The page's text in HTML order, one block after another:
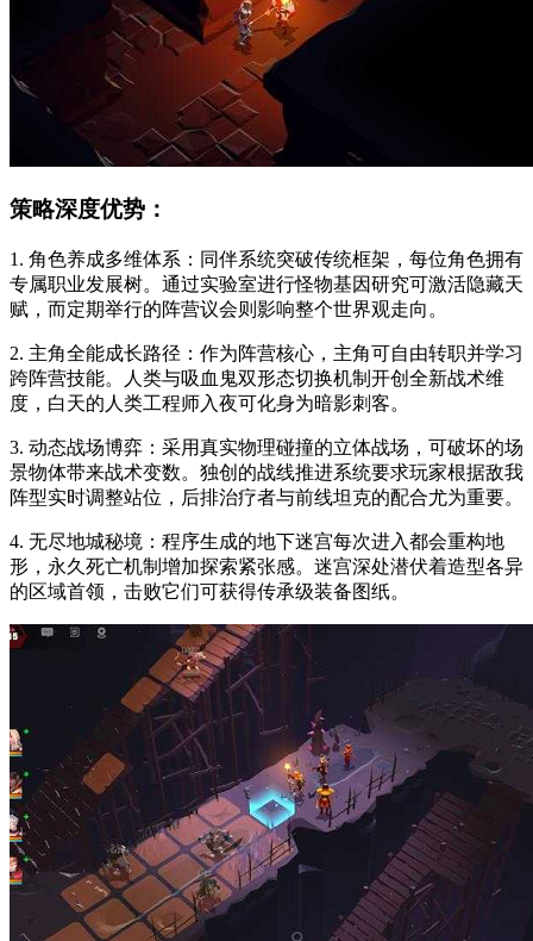
策略深度优势：
1. 角色养成多维体系：同伴系统突破传统框架，每位角色拥有
专属职业发展树。通过实验室进行怪物基因研究可激活隐藏天
赋，而定期举行的阵营议会则影响整个世界观走向。
2. 主角全能成长路径：作为阵营核心，主角可自由转职并学习
跨阵营技能。人类与吸血鬼双形态切换机制开创全新战术维
度，白天的人类工程师入夜可化身为暗影刺客。
3. 动态战场博弈：采用真实物理碰撞的立体战场，可破坏的场
景物体带来战术变数。独创的战线推进系统要求玩家根据敌我
阵型实时调整站位，后排治疗者与前线坦克的配合尤为重要。
4. 无尽地城秘境：程序生成的地下迷宫每次进入都会重构地
形，永久死亡机制增加探索紧张感。迷宫深处潜伏着造型各异
的区域首领，击败它们可获得传承级装备图纸。